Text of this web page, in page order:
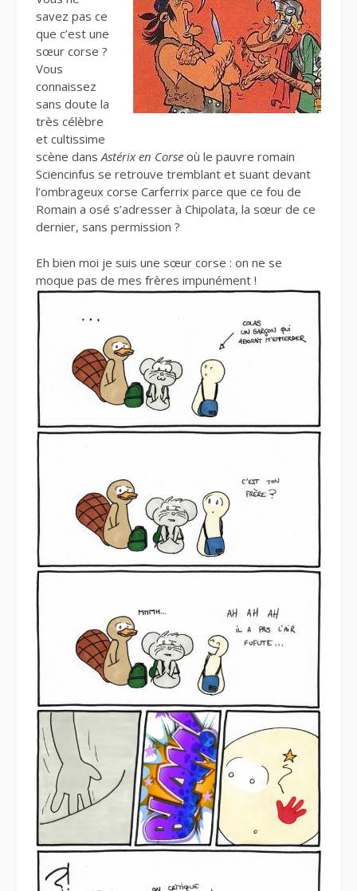
savez pas ce
que c’est une
sœur corse ?
Vous
connaissez
sans doute la
très célèbre
et cultissime
scène dansAstérix en Corse où le pauvre romain
Sciencinfus se retrouve tremblant et suant devant
l’ombrageux corse Carferrix parce que ce fou de
Romain a osé s’adresser à Chipolata, la sœur de ce
dernier, sans permission ?
Eh bien moi je suis une sœur corse : on ne se
moque pas de mes frères impunément !